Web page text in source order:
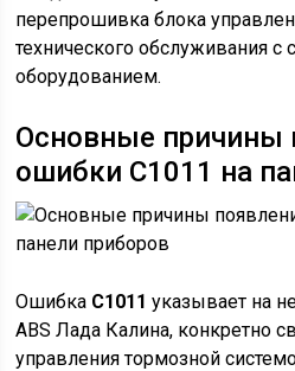
перепрошивка блока
технического обслуживания
оборудованием.
Основные причины
ошибки С1011 на
Ошибка C1011 указывает на
ABS Лада Калина, конкретно
управления тормозной